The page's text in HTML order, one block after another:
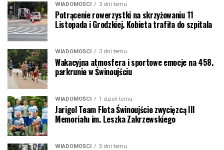
WIADOMOŚCI 3 dni temu
Potrącenie rowerzystki na skrzyżowaniu 11
Listopada i Grodzkiej. Kobieta trafiła do szpitala
WIADOMOŚCI 3 dni temu
Wakacyjna atmosfera i sportowe emocje na 458.
parkrunie w Świnoujściu
WIADOMOŚCI 1 dzień temu
Jarigol Team Flota Świnoujście zwycięzcą III
Memoriału im. Leszka Zakrzewskiego
WIADOMOŚCI 5 dni temu